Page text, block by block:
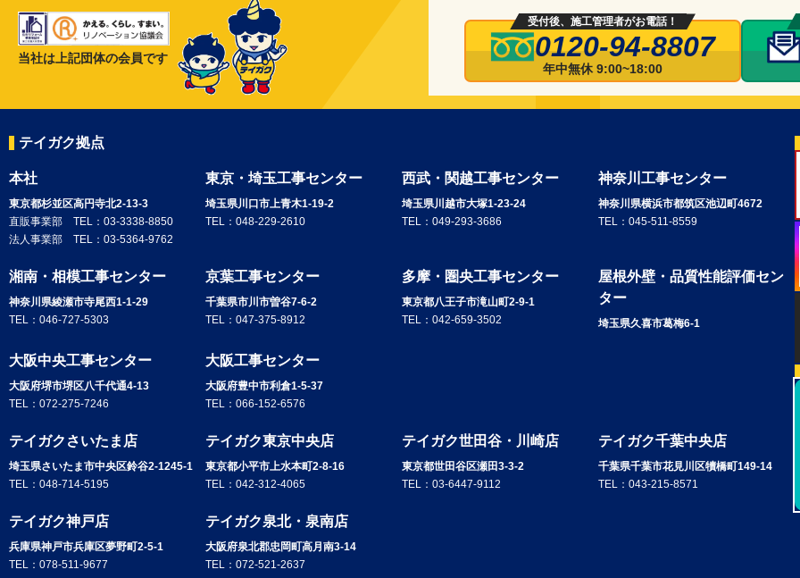
当社は上記団体の会員です
受付後、施工管理者がお電話！
0120-94-8807
年中無休 9:00~18:00
テイガク拠点
本社
東京都杉並区高円寺北2-13-3
直販事業部 TEL： 03-3338-8850
法人事業部 TEL： 03-5364-9762
東京・埼玉工事センター
埼玉県川口市上青木1-19-2
TEL： 048-229-2610
西武・関越工事センター
埼玉県川越市大塚1-23-24
TEL： 049-293-3686
神奈川工事センター
神奈川県横浜市都筑区池辺町4672
TEL： 045-511-8559
湘南・相模工事センター
神奈川県綾瀬市寺尾西1-1-29
TEL： 046-727-5303
京葉工事センター
千葉県市川市曽谷7-6-2
TEL： 047-375-8912
多摩・圏央工事センター
東京都八王子市滝山町2-9-1
TEL： 042-659-3502
屋根外壁・品質性能評価セン
ター
埼玉県久喜市葛梅6-1
大阪中央工事センター
大阪府堺市堺区八千代通4-13
TEL： 072-275-7246
大阪工事センター
大阪府豊中市利倉1-5-37
TEL： 066-152-6576
テイガクさいたま店
埼玉県さいたま市中央区鈴谷2-1245-1
TEL： 048-714-5195
テイガク東京中央店
東京都小平市上水本町2-8-16
TEL： 042-312-4065
テイガク世田谷・川崎店
東京都世田谷区瀬田3-3-2
TEL： 03-6447-9112
テイガク千葉中央店
千葉県千葉市花見川区犢橋町149-14
TEL： 043-215-8571
テイガク神戸店
兵庫県神戸市兵庫区夢野町2-5-1
TEL： 078-511-9677
テイガク泉北・泉南店
大阪府泉北郡忠岡町高月南3-14
TEL： 072-521-2637